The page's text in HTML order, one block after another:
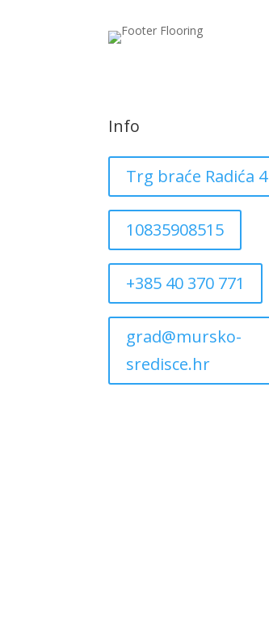
Info
Trg braće Radića 4
10835908515
+385 40 370 771
grad@mursko-
sredisce.hr